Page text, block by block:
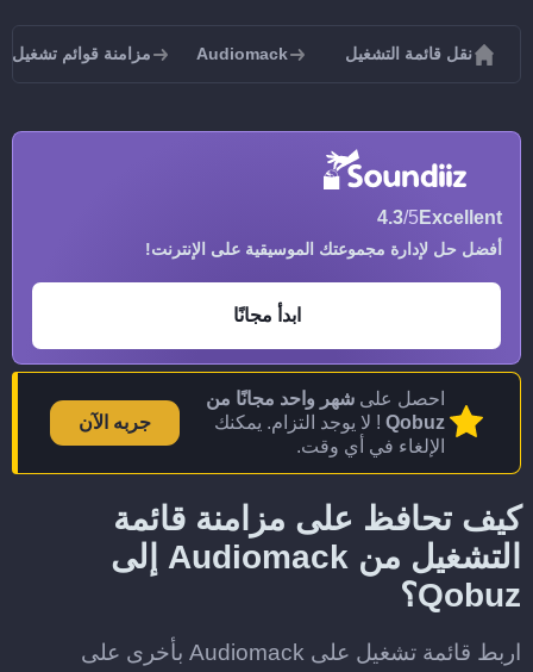
نقل قائمة التشغيل Audiomack مزامنة قوائم تشغيل Audiomack
Excellent
4.3/5
أفضل حل لإدارة مجموعتك الموسيقية على الإنترنت!
ابدأ مجانًا
احصل على شهر واحد مجانًا من
Qobuz ! لا يوجد التزام. يمكنك
الإلغاء في أي وقت.
جربه الآن
كيف تحافظ على مزامنة قائمة
التشغيل من Audiomack إلى
Qobuz؟
اربط قائمة تشغيل على Audiomack بأخرى على